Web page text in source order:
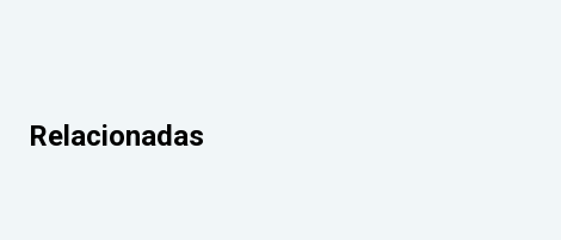
Relacionadas